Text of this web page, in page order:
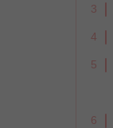
3
4
5
6